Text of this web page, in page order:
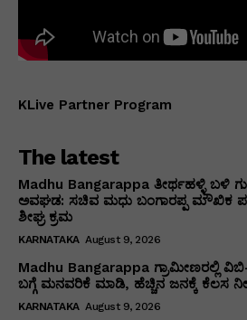
KLive Partner Program
The latest
Madhu Bangarappa ತೀರ್ಥಹಳ್ಳಿ ಬಳಿ
ಅವಘಡ: ಸಚಿವ ಮಧು ಬಂಗಾರಪ್ಪ ಮೌಖಿಕ
ಶೀಘ್ರ ಕ್ರಮ
KARNATAKA August 9, 2026
Madhu Bangarappa
ಬಗ್ಗೆ ಮನವರಿಕೆ ಮಾಡಿ, ಹೆಚ್ಚಿನ ಜನಕ್ಕೆ ಕೆಲಸ
KARNATAKA August 9, 2026